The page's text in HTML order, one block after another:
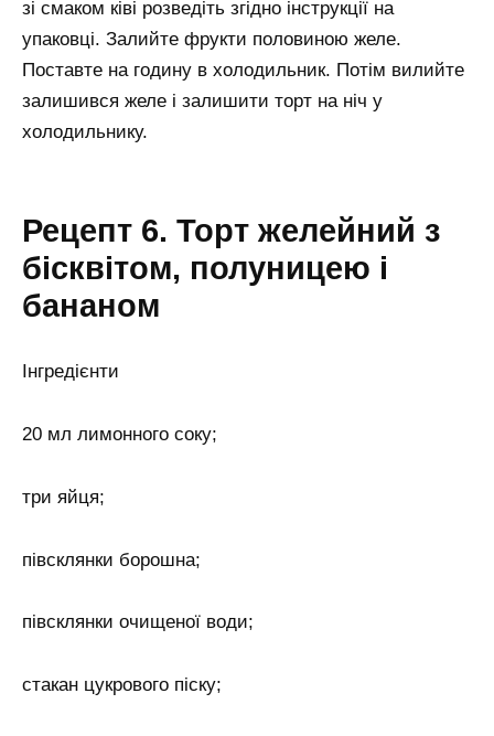
зі смаком ківі розведіть згідно інструкції на
упаковці. Залийте фрукти половиною желе.
Поставте на годину в холодильник. Потім вилийте
залишився желе і залишити торт на ніч у
холодильнику.
Рецепт 6. Торт желейний з
бісквітом, полуницею і
бананом
Інгредієнти
20 мл лимонного соку;
три яйця;
півсклянки борошна;
півсклянки очищеної води;
стакан цукрового піску;